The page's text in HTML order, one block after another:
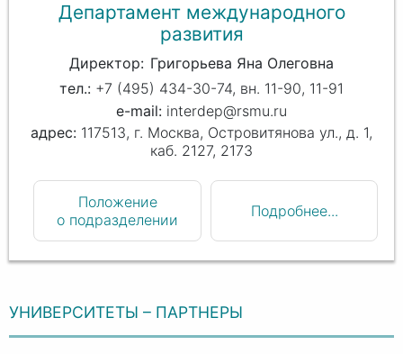
Департамент международного
развития
Директор
Григорьева Яна Олеговна
+7 (495) 434-30-74, вн. 11-90, 11-91
interdep@rsmu.ru
117513, г. Москва, Островитянова ул., д. 1,
каб. 2127, 2173
Положение
о подразделении
Подробнее...
УНИВЕРСИТЕТЫ – ПАРТНЕРЫ